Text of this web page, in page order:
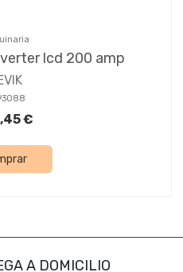
lcd 200 amp
€
A DOMICILIO